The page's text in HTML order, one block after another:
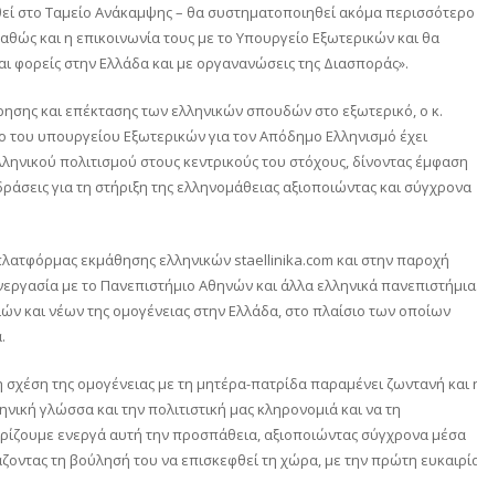
στο Ταμείο Ανάκαμψης – θα συστηματοποιηθεί ακόμα
και η επικοινωνία τους με το Υπουργείο Εξωτερικών και θα
φορείς στην Ελλάδα και με οργανανώσεις της Διασποράς».
και επέκτασης των ελληνικών σπουδών στο εξωτερικό, ο κ.
υπουργείου Εξωτερικών για τον Απόδημο Ελληνισμό έχει
πολιτισμού στους κεντρικούς του στόχους, δίνοντας έμφαση
για τη στήριξη της ελληνομάθειας αξιοποιώντας και σύγχρονα
εκμάθησης ελληνικών staellinika.com και στην παροχή
με το Πανεπιστήμιο Αθηνών και άλλα ελληνικά πανεπιστήμια.
και νέων της ομογένειας στην Ελλάδα, στο πλαίσιο των οποίων
της ομογένειας με τη μητέρα-πατρίδα παραμένει ζωντανή και
γλώσσα και την πολιτιστική μας κληρονομιά και να τη
ενεργά αυτή την προσπάθεια, αξιοποιώντας σύγχρονα μέσα
τη βούλησή του να επισκεφθεί τη χώρα, με την πρώτη